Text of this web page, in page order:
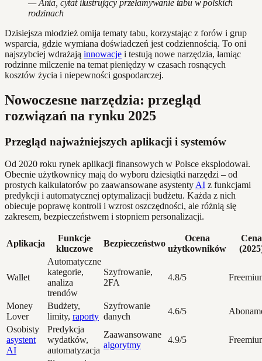
— Ania, cytat ilustrujący przełamywanie tabu w polskich
rodzinach
Dzisiejsza młodzież omija tematy tabu, korzystając z forów i grup
wsparcia, gdzie wymiana doświadczeń jest codziennością. To oni
najszybciej wdrażają innowacje i testują nowe narzędzia, łamiąc
rodzinne milczenie na temat pieniędzy w czasach rosnących
kosztów życia i niepewności gospodarczej.
Nowoczesne narzędzia: przegląd
rozwiązań na rynku 2025
Przegląd najważniejszych aplikacji i systemów
Od 2020 roku rynek aplikacji finansowych w Polsce eksplodował.
Obecnie użytkownicy mają do wyboru dziesiątki narzędzi – od
prostych kalkulatorów po zaawansowane asystenty AI z funkcjami
predykcji i automatycznej optymalizacji budżetu. Każda z nich
obiecuje poprawę kontroli i wzrost oszczędności, ale różnią się
zakresem, bezpieczeństwem i stopniem personalizacji.
Aplikacja
Funkcje
kluczowe
Bezpieczeństwo
Ocena
użytkowników
Cena
Wallet
Automatyczne
kategorie,
analiza
trendów
Szyfrowanie,
2FA
4.8/5
Money
Lover
Budżety,
limity, raporty
Szyfrowanie
danych
4.6/5
Osobisty
asystent
AI
Predykcja
wydatków,
automatyzacja
Zaawansowane
algorytmy
4.9/5